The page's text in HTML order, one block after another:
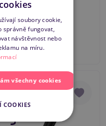
modrá
119,80 €
Do košíku
Top produkt
Satisfyer Planet
luxusní masážní
59,80 €
ENGLISH
soubory cookie,
správně fungovat,
návštěvnost nebo
na míru.
všechny cookies
COOKIES